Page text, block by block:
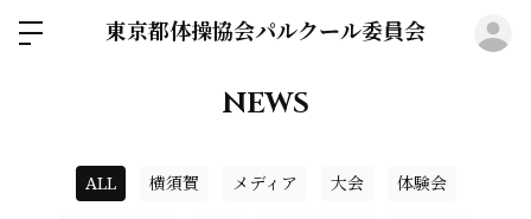
東京都体操協会パルクール委員会
NEWS
ALL 横須賀 メディア 大会 体験会